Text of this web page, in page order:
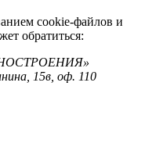
cookie-файлов и
обратиться:
15в, оф. 110